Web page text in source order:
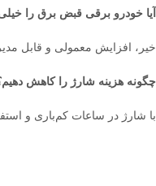
آیا خودرو برقی قبض برق را
خیر، افزایش معمولی و قابل
چگونه هزینه شارژ را کاهش
با شارژ در ساعات کم‌باری و